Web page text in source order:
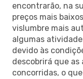
encontrarão, na
preços mais
vislumbre mais
algumas
devido às
descobrirá que as
concorridas, o